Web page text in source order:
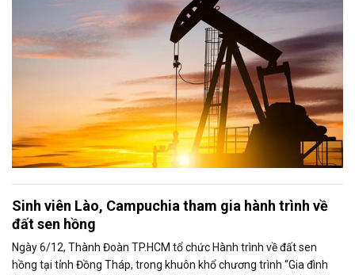
Sinh viên Lào, Campuchia tham gia hành trình về
đất sen hồng
Ngày 6/12, Thành Đoàn TP.HCM tổ chức Hành trình về đất sen
hồng tại tỉnh Đồng Tháp, trong khuôn khổ chương trình “Gia đình